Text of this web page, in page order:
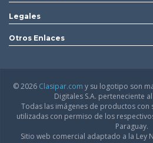
Legales
Otros Enlaces
© 2026 Clasipar.com y su logotipo son
Digitales S.A. perteneciente al
Todas las imágenes de productos con
utilizadas con permiso de los
Paraguay.
Sitio web comercial adaptado a la Ley